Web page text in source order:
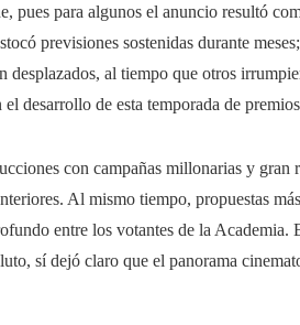
pues para algunos el anuncio resultó
previsiones sostenidas durante
desplazados, al tiempo que otros
desarrollo de esta temporada de
con campañas millonarias y
Al mismo tiempo, propuestas
entre los votantes de la Academia.
sí dejó claro que el panorama